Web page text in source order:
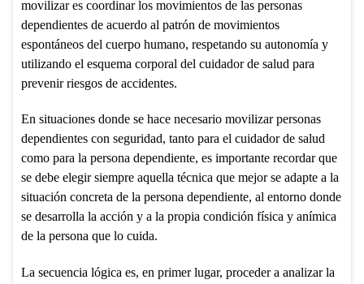
movilizar es coordinar los movimientos de las personas
dependientes de acuerdo al patrón de movimientos
espontáneos del cuerpo humano, respetando su autonomía y
utilizando el esquema corporal del cuidador de salud para
prevenir riesgos de accidentes.
En situaciones donde se hace necesario movilizar personas
dependientes con seguridad, tanto para el cuidador de salud
como para la persona dependiente, es importante recordar que
se debe elegir siempre aquella técnica que mejor se adapte a la
situación concreta de la persona dependiente, al entorno donde
se desarrolla la acción y a la propia condición física y anímica
de la persona que lo cuida.
La secuencia lógica es, en primer lugar, proceder a analizar la